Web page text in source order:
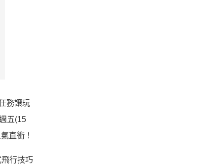
務讓玩
五(15
直衝！
行技巧